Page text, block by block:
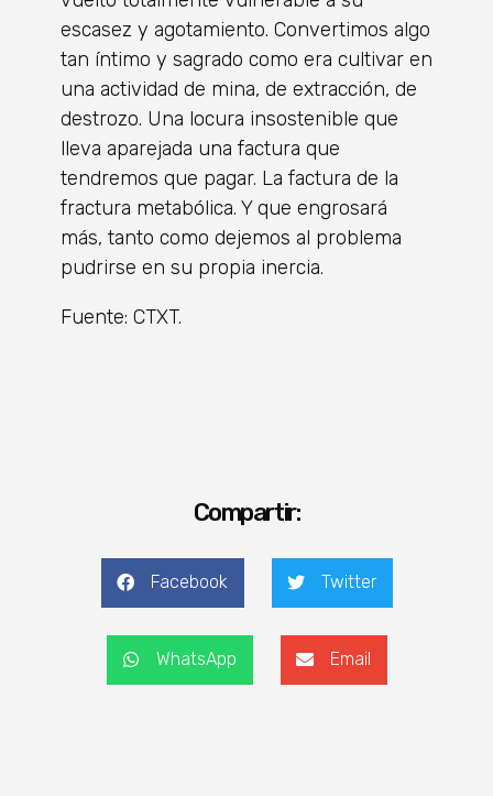
escasez y agotamiento. Convertimos algo
tan íntimo y sagrado como era cultivar en
una actividad de mina, de extracción, de
destrozo. Una locura insostenible que
lleva aparejada una factura que
tendremos que pagar. La factura de la
fractura metabólica. Y que engrosará
más, tanto como dejemos al problema
pudrirse en su propia inercia.
Fuente: CTXT.
Compartir:
Facebook Twitter
WhatsApp Email